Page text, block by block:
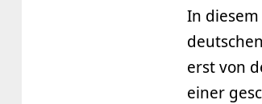
In
erst von
einer